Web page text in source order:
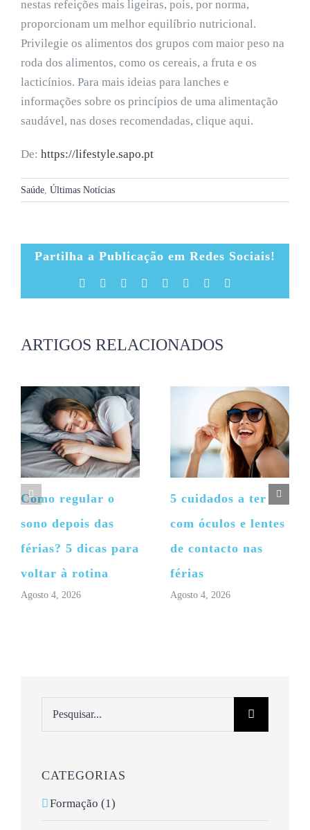
nestas refeições mais ligeiras, pois, por norma,
proporcionam um melhor equilíbrio nutricional.
Privilegie os alimentos dos grupos com maior peso na
roda dos alimentos, como os cereais, a fruta e os
lacticínios. Para mais ideias para lanches e
informações sobre os princípios de uma alimentação
saudável, nas doses recomendadas, clique aqui.
De: https://lifestyle.sapo.pt
Saúde Últimas Notícias
Partilha a Publicação em Redes Sociais!
Facebook Reddit LinkedIn
TumblrPinterest
ARTIGOS RELACIONADOS
Como regular o
sono depois das
férias? 5 dicas para
voltar à rotina
Agosto 4, 2026
5 cuidados a ter
com óculos e lentes
de contacto nas
férias
Agosto 4, 2026
CATEGORIAS
Formação (1)